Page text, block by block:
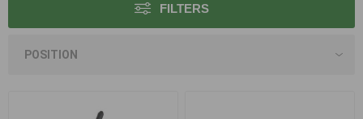
FILTERS